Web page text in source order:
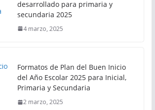
desarrollado para primaria y
secundaria 2025
4 marzo, 2025
Formatos de Plan del Buen Inicio
del Año Escolar 2025 para Inicial,
Primaria y Secundaria
2 marzo, 2025